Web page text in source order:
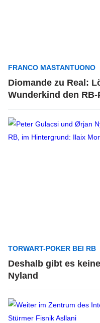
FRANCO MASTANTUONO
Diomande zu Real:
Wunderkind den RB-
TORWART-POKER BEI RB
Deshalb gibt es
Nyland